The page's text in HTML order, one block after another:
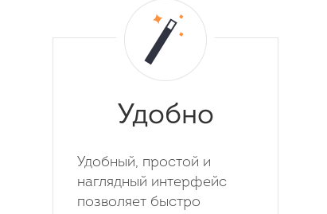
Удобно
Удобный, простой и
наглядный интерфейс
позволяет быстро